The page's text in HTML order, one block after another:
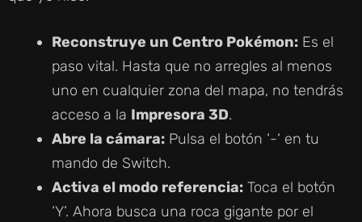
Reconstruye un Centro Pokémon: Es el
paso vital. Hasta que no arregles al menos
uno en cualquier zona del mapa, no tendrás
acceso a la Impresora 3D.
Abre la cámara: Pulsa el botón ‘-‘ en tu
mando de Switch.
Activa el modo referencia: Toca el botón
‘Y’. Ahora busca una roca gigante por el